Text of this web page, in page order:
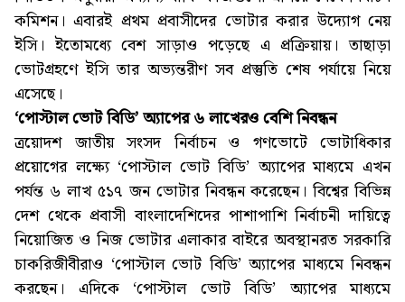
কমিশন। এবারই প্রথম প্রবাসীদের ভোটার করার উদ্যোগ নেয়
ইসি। ইতোমধ্যে বেশ সাড়াও পড়েছে এ প্রক্রিয়ায়। তাছাড়া
ভোটগ্রহণে ইসি তার অভ্যন্তরীণ সব প্রস্তুতি শেষ পর্যায়ে নিয়ে
এসেছে।
‘পোস্টাল ভোট বিডি’ অ্যাপের ৬ লাখেরও বেশি নিবন্ধন
ত্রয়োদশ জাতীয় সংসদ নির্বাচন ও গণভোটে ভোটাধিকার
প্রয়োগের লক্ষ্যে ‘পোস্টাল ভোট বিডি’ অ্যাপের মাধ্যমে এখন
পর্যন্ত ৬ লাখ ৫১৭ জন ভোটার নিবন্ধন করেছেন। বিশ্বের বিভিন্ন
দেশ থেকে প্রবাসী বাংলাদেশিদের পাশাপাশি নির্বাচনী দায়িত্বে
নিয়োজিত ও নিজ ভোটার এলাকার বাইরে অবস্থানরত সরকারি
চাকরিজীবীরাও ‘পোস্টাল ভোট বিডি’ অ্যাপের মাধ্যমে নিবন্ধন
করছেন। এদিকে ‘পোস্টাল ভোট বিডি’ অ্যাপের মাধ্যমে